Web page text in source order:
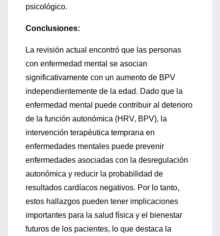
psicológico.
Conclusiones:
La revisión actual encontró que las personas
con enfermedad mental se asocian
significativamente con un aumento de BPV
independientemente de la edad. Dado que la
enfermedad mental puede contribuir al deterioro
de la función autonómica (HRV, BPV), la
intervención terapéutica temprana en
enfermedades mentales puede prevenir
enfermedades asociadas con la desregulación
autonómica y reducir la probabilidad de
resultados cardíacos negativos. Por lo tanto,
estos hallazgos pueden tener implicaciones
importantes para la salud física y el bienestar
futuros de los pacientes, lo que destaca la